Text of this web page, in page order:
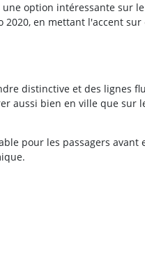
option intéressante sur le
2020, en mettant l'accent sur
distinctive et des lignes
aussi bien en ville que sur
pour les passagers avant